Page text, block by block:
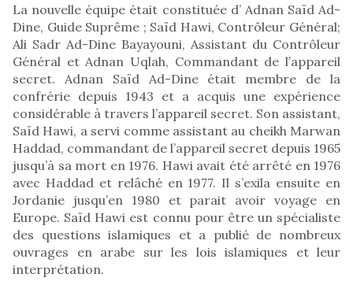
La nouvelle équipe était constituée d’ Adnan Saïd Ad-
Dine, Guide Suprême ; Saïd Hawi, Contrôleur Général;
Ali Sadr Ad-Dine Bayayouni, Assistant du Contrôleur
Général et Adnan Uqlah, Commandant de l’appareil
secret. Adnan Saïd Ad-Dine était membre de la
confrérie depuis 1943 et a acquis une expérience
considérable à travers l’appareil secret. Son assistant,
Saïd Hawi, a servi comme assistant au cheikh Marwan
Haddad, commandant de l’appareil secret depuis 1965
jusqu’à sa mort en 1976. Hawi avait été arrêté en 1976
avec Haddad et relâché en 1977. Il s’exila ensuite en
Jordanie jusqu’en 1980 et parait avoir voyage en
Europe. Saïd Hawi est connu pour être un spécialiste
des questions islamiques et a publié de nombreux
ouvrages en arabe sur les lois islamiques et leur
interprétation.